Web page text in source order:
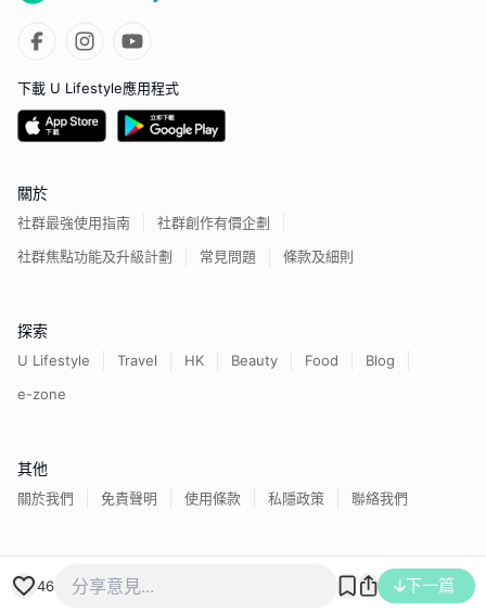
46 下一篇
下載 U Lifestyle應用程式
關於
社群最強使用指南
社群創作有價企劃
社群焦點功能及升級計劃
常見問題 條款及細則
探索
U Lifestyle Travel HK Beauty Food
Blog
e-zone
其他
關於我們 免責聲明 使用條款 私隱政策 聯絡我們
香港經濟日報版權所有©